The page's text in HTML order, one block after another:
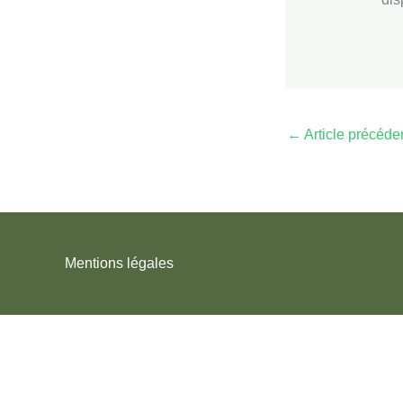
← Article
Mentions légales